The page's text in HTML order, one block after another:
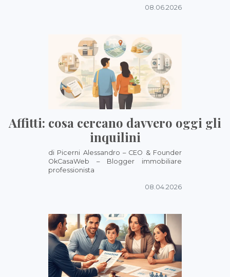
08.06.2026
Affitti: cosa cercano davvero oggi gli
inquilini
di Picerni Alessandro – CEO & Founder
OkCasaWeb – Blogger immobiliare
professionista
08.04.2026